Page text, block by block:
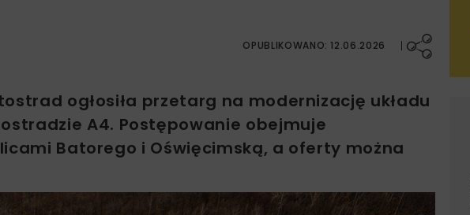
OPUBLIKOWANO: 12.06.2026
ogłosiła przetarg na modernizację układu
A4. Postępowanie obejmuje
Batorego i Oświęcimską, a oferty można